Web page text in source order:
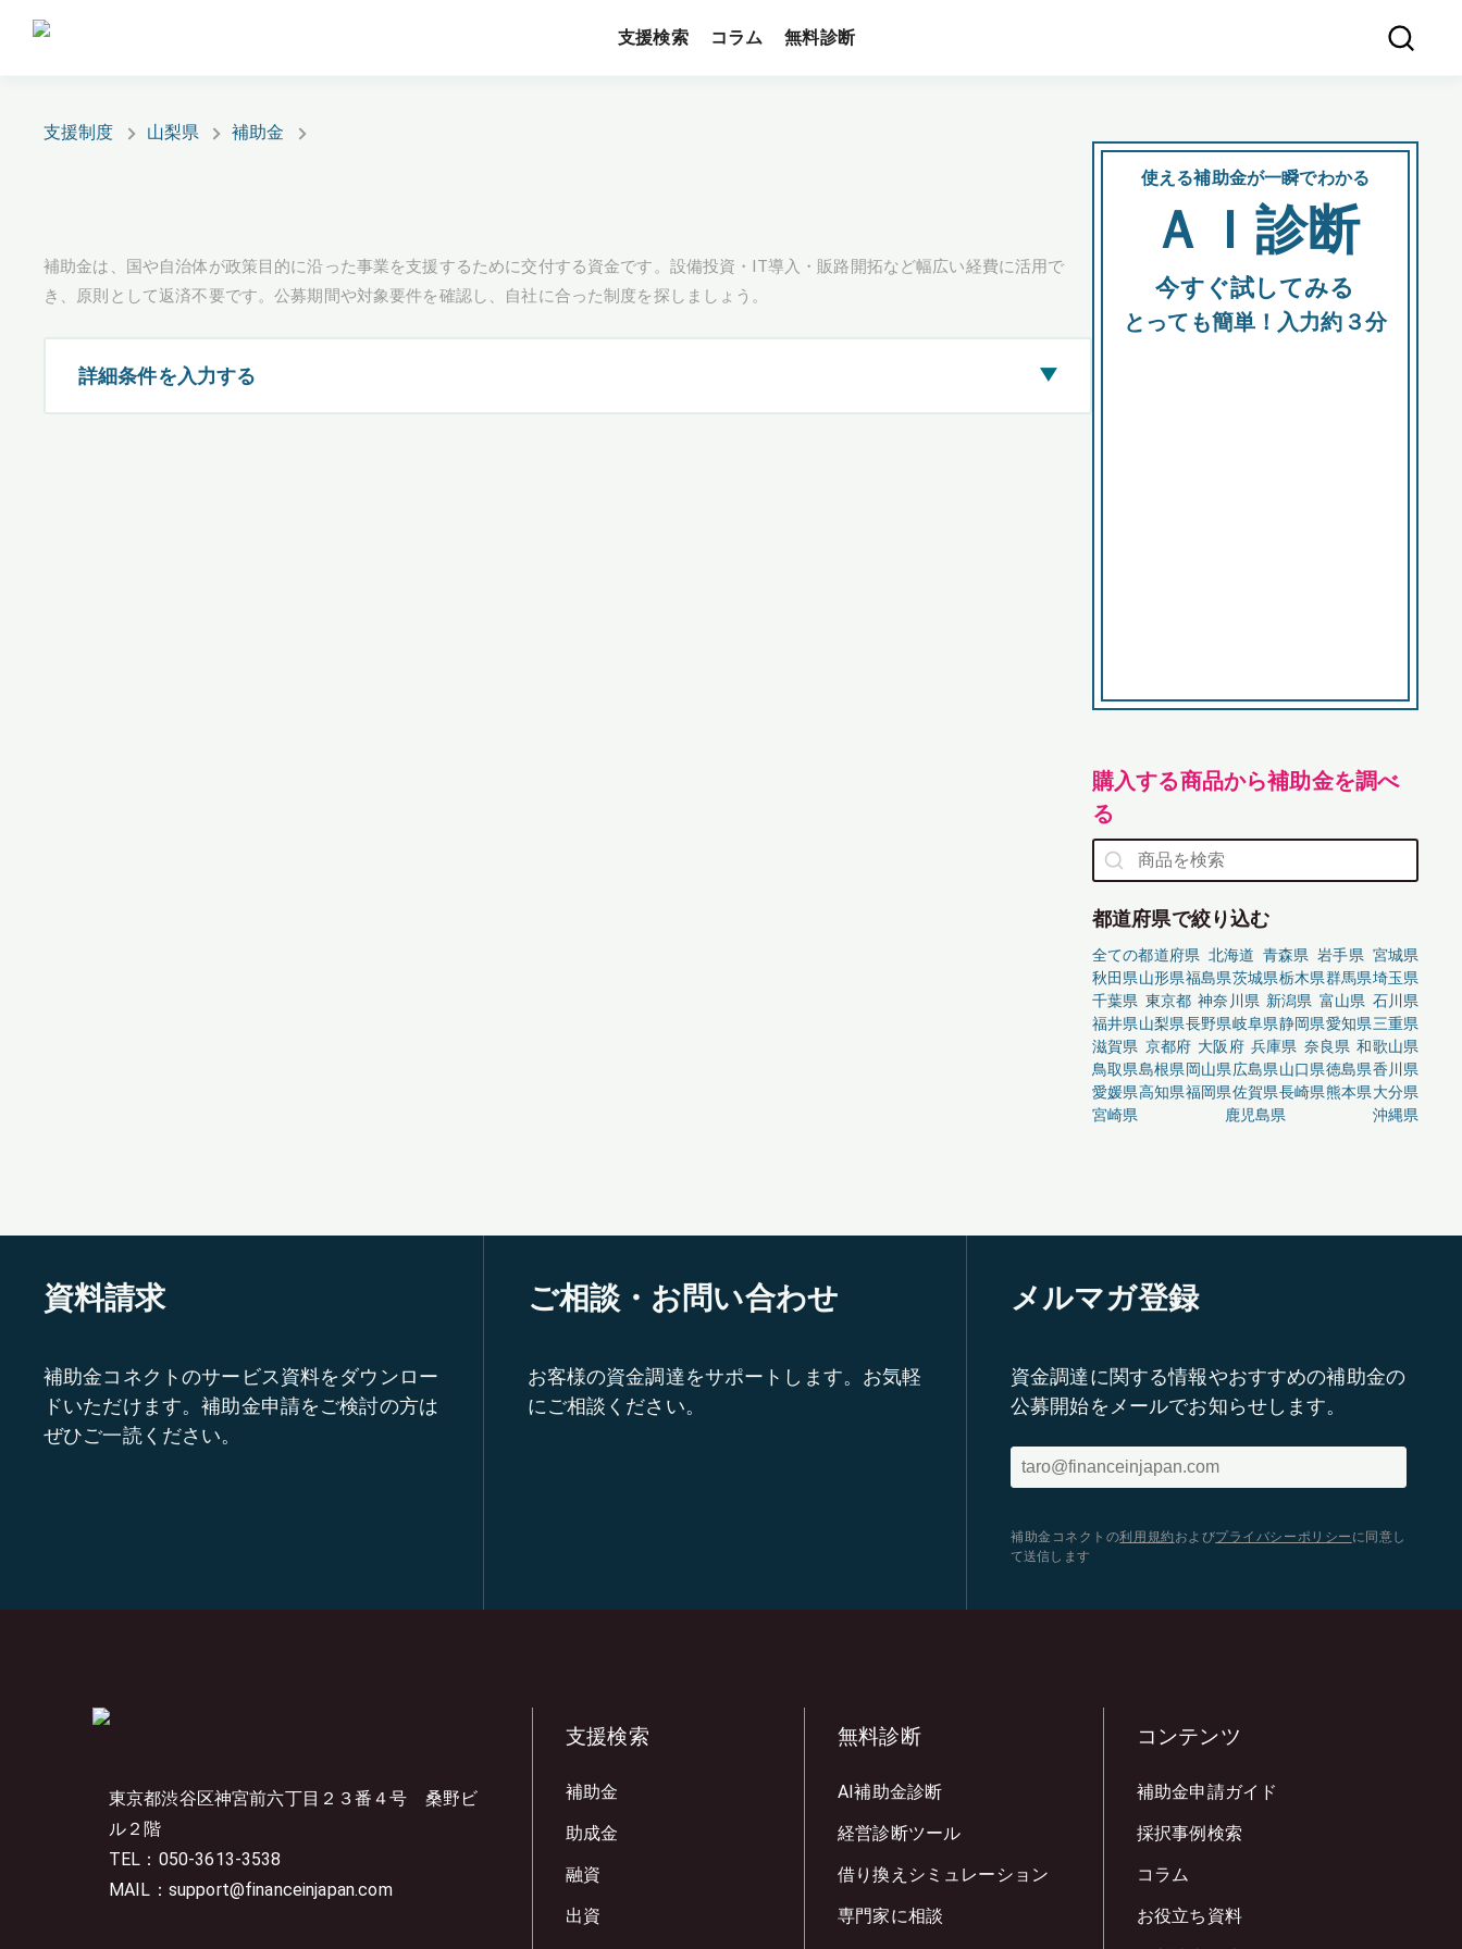
支援検索 コラム 無料診断
支援制度 山梨県 補助金
補助金は、国や自治体が政策目的に沿った事業を支援するために交付する資金です。設備投資・IT導入・販路開拓など幅広い経費に活用で
き、原則として返済不要です。公募期間や対象要件を確認し、自社に合った制度を探しましょう。
詳細条件を入力する ▶
使える補助金が一瞬でわかる
ＡＩ診断
今すぐ試してみる
とっても簡単！入力約３分
購入する商品から補助金を調べ
る
都道府県で絞り込む
全ての都道府県 北海道 青森県 岩手県 宮城県
秋田県山形県福島県茨城県栃木県群馬県埼玉県
千葉県 東京都 神奈川県 新潟県 富山県 石川県
福井県山梨県長野県岐阜県静岡県愛知県三重県
滋賀県 京都府 大阪府 兵庫県 奈良県 和歌山県
鳥取県島根県岡山県広島県山口県徳島県香川県
愛媛県高知県福岡県佐賀県長崎県熊本県大分県
宮崎県
鹿児島県 沖縄県
資料請求
補助金コネクトのサービス資料をダウンロー
ドいただけます。補助金申請をご検討の方は
ぜひご一読ください。
ご相談・お問い合わせ
お客様の資金調達をサポートします。お気軽
にご相談ください。
メルマガ登録
資金調達に関する情報やおすすめの補助金の
公募開始をメールでお知らせします。
補助金コネクトの利用規約 およびプライバシーポリシー に同意し
て送信します
東京都渋谷区神宮前六丁目２３番４号 桑野ビ
ル２階
TEL：050-3613-3538
MAIL：support@financeinjapan.com
支援検索
補助金
助成金
融資
出資
無料診断
AI補助金診断
経営診断ツール
借り換えシミュレーション
専門家に相談
コンテンツ
補助金申請ガイド
採択事例検索
コラム
お役立ち資料